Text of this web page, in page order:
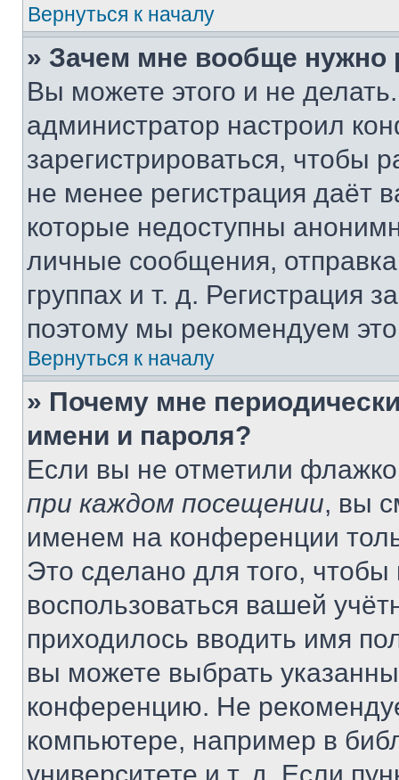
Вернуться к началу
» Зачем мне вообще нужно
Вы можете этого и не
администратор настроил
зарегистрироваться, чтобы
не менее регистрация даёт
которые недоступны
личные сообщения,
группах и т. д. Регистрация
поэтому мы рекомендуем
Вернуться к началу
» Почему мне
имени и пароля?
Если вы не отметили
при каждом посещении, вы
именем на конференции
Это сделано для того, чтобы
воспользоваться вашей
приходилось вводить имя
вы можете выбрать
конференцию. Не
компьютере, например в